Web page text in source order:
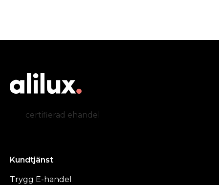
certifierad ehandel
Kundtjänst
Trygg E-handel